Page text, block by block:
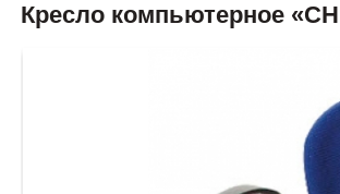
Кресло компьютерное